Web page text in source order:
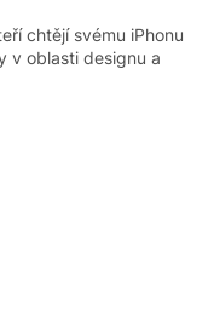
chtějí svému iPhonu
v oblasti designu a